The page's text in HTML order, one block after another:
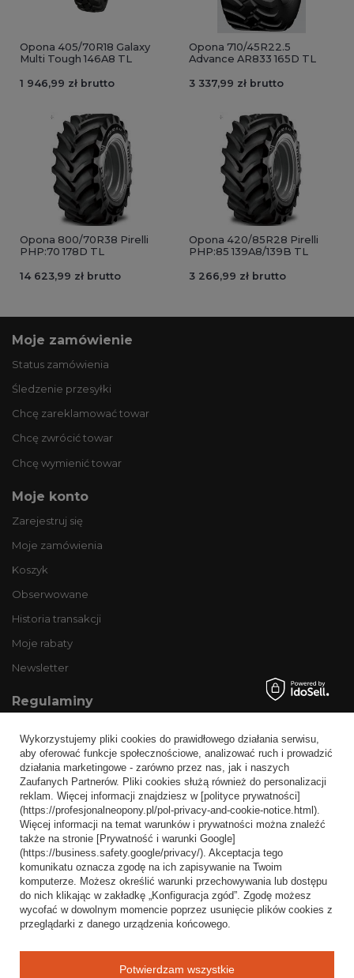
Opona 405/70R18 Galaxy
Multi Tough 146A8 TL
1 946,99 zł brutto
Opona 710/45R22.5
Advance AR833 165D TL
3 337,99 zł brutto
Opona 800/70R38 Pirelli
PHP:70 178D TL
14 623,99 zł brutto
Opona 420/85R28 Pirelli
PHP:85 139A8/139B TL
3 266,99 zł brutto
Moje zamówienie
Status zamówienia
Śledzenie przesyłki
Chcę zareklamować towar
Chcę zwrócić towar
Chcę wymienić towar
Moje konto
Zarejestruj się
Moje zamówienia
Koszyk
Obserwowane
Historia transakcji
Moje rabaty
Newsletter
Regulaminy
Wysyłka
Sposoby płatności i prowizje
Regulamin
Polityka prywatności
Odstąpienie od umowy
Popularne kategorie
Opony bezdętkowe
Opony dętkowe
Wykorzystujemy pliki cookies do prawidłowego działania serwisu,
aby oferować funkcje społecznościowe, analizować ruch i prowadzić
działania marketingowe - zarówno przez nas, jak i naszych
Zaufanych Partnerów. Pliki cookies służą również do personalizacji
reklam. Więcej informacji znajdziesz w [polityce prywatności]
(https://profesjonalneopony.pl/pol-privacy-and-cookie-notice.html).
Więcej informacji na temat warunków i prywatności można znaleźć
także na stronie [Prywatność i warunki Google]
(https://business.safety.google/privacy/). Akceptacja tego
komunikatu oznacza zgodę na ich zapisywanie na Twoim
komputerze. Możesz określić warunki przechowywania lub dostępu
do nich klikając w zakładkę „Konfiguracja zgód”. Zgodę możesz
wycofać w dowolnym momencie poprzez usunięcie plików cookies z
przeglądarki z danego urządzenia końcowego.
Potwierdzam wszystkie